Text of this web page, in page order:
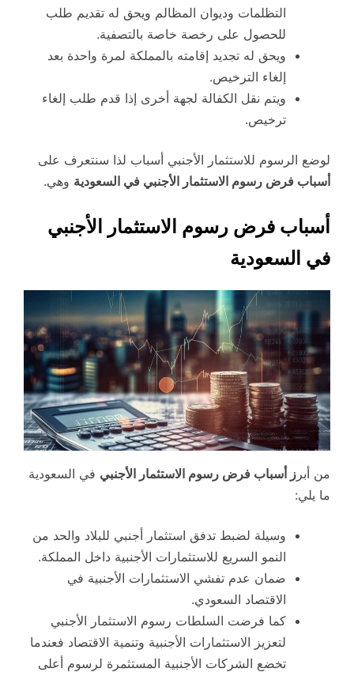
التظلمات وديوان المظالم ويحق له تقديم طلب
للحصول على رخصة خاصة بالتصفية.
ويحق له تجديد إقامته بالمملكة لمرة واحدة بعد
إلغاء الترخيص.
ويتم نقل الكفالة لجهة أخرى إذا قدم طلب إلغاء
ترخيص.
لوضع الرسوم للاستثمار الأجنبي أسباب لذا سنتعرف على
أسباب فرض رسوم الاستثمار الأجنبي في السعودية وهي.
أسباب فرض رسوم الاستثمار الأجنبي
في السعودية
من أبر ز أسباب فرض رسوم الاستثمار الأجنبي في السعودية
ما يلي:
وسيلة لضبط تدفق استثمار أجنبي للبلاد والحد من
النمو السريع للاستثمارات الأجنبية داخل المملكة.
ضمان عدم تفشي الاستثمارات الأجنبية في
الاقتصاد السعودي.
كما فرضت السلطات رسوم الاستثمار الأجنبي
لتعزيز الاستثمارات الأجنبية وتنمية الاقتصاد فعندما
تخضع الشركات الأجنبية المستثمرة لرسوم أعلى